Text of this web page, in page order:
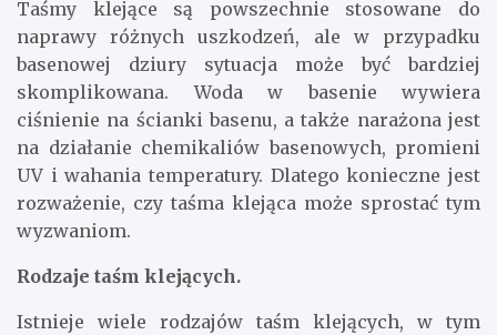
Taśmy klejące są powszechnie stosowane do
naprawy różnych uszkodzeń, ale w przypadku
basenowej dziury sytuacja może być bardziej
skomplikowana. Woda w basenie wywiera
ciśnienie na ścianki basenu, a także narażona jest
na działanie chemikaliów basenowych, promieni
UV i wahania temperatury. Dlatego konieczne jest
rozważenie, czy taśma klejąca może sprostać tym
wyzwaniom.
Rodzaje taśm klejących.
Istnieje wiele rodzajów taśm klejących, w tym